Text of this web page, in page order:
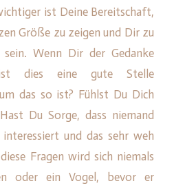
ist Deine Bereitschaft,
Größe zu zeigen und Dir zu
Wenn Dir der Gedanke
dies eine gute Stelle
das so ist? Fühlst Du Dich
Du Sorge, dass niemand
und das sehr weh
Fragen wird sich niemals
oder ein Vogel, bevor er